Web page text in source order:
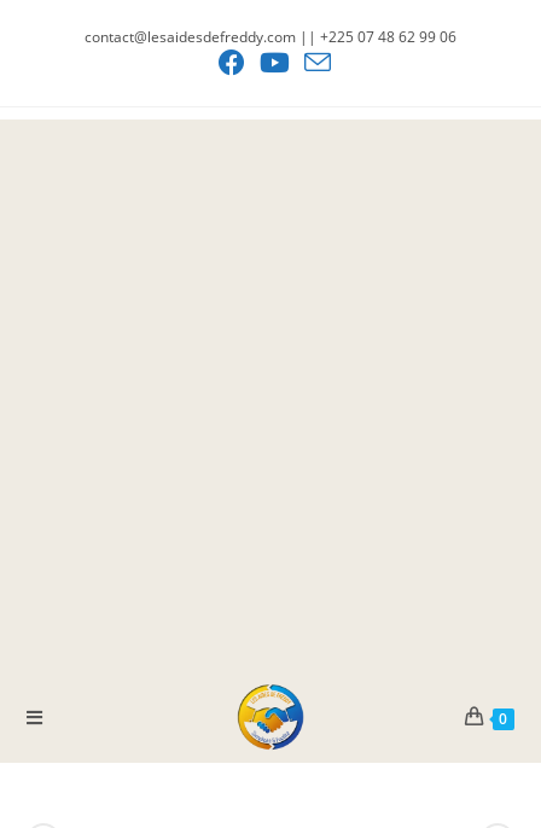
contact@lesaidesdefreddy.com || +225 07 48 62 99 06
0